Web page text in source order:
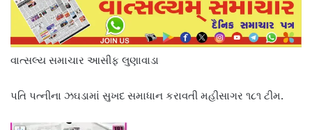
વાત્સલ્ય સમાચાર આસીફ લુણાવાડા
પતિ પત્નીના ઝઘડામાં સુખદ સમાધાન કરાવતી મહીસાગર ૧૮૧ ટીમ.